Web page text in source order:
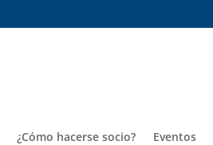
¿Cómo hacerse socio? Eventos